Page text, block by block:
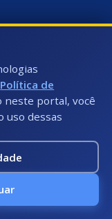
Política de
neste portal, você
uso dessas